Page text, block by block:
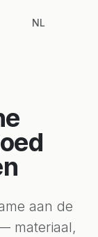
NL
aan de
materiaal,